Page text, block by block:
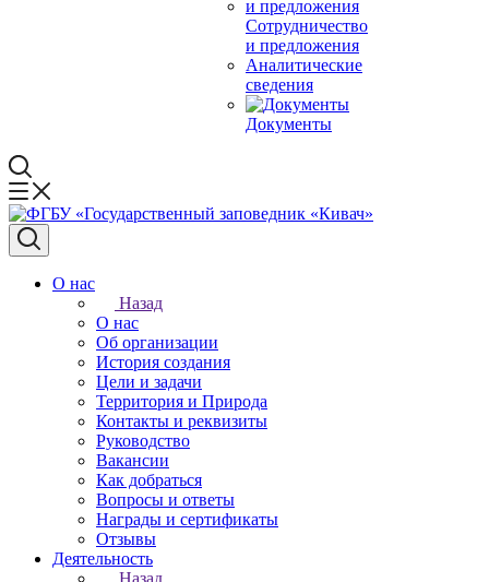
Сотрудничество
и предложения
Аналитические
сведения
Документы
О нас
Назад
О нас
Об организации
История создания
Цели и задачи
Территория и Природа
Контакты и реквизиты
Руководство
Вакансии
Как добраться
Вопросы и ответы
Награды и сертификаты
Отзывы
Деятельность
Назад